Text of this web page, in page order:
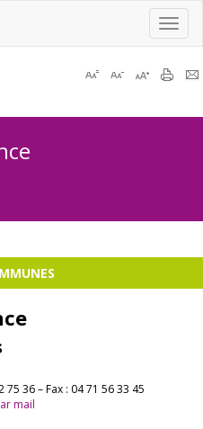
36 – Fax : 04 71 56 33 45
mail